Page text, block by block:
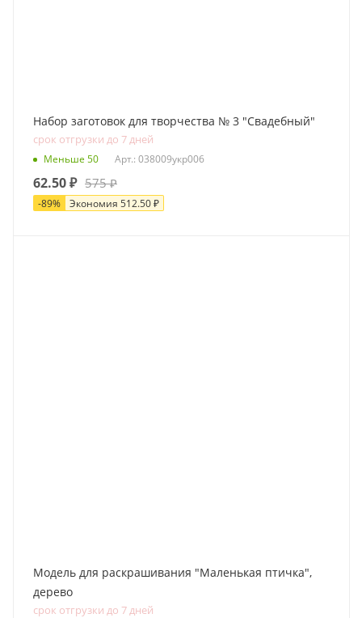
Набор заготовок для творчества № 3 "Свадебный"
срок отгрузки до 7 дней
Меньше 50 Арт.: 038009укр006
62.50₽ 575₽
-89% Экономия 512.50₽
Модель для раскрашивания "Маленькая птичка",
дерево
срок отгрузки до 7 дней